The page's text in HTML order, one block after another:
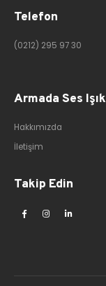
Telefon
(0212) 295 97 30
Armada Ses Işık
Hakkımızda
İletişim
Takip Edin